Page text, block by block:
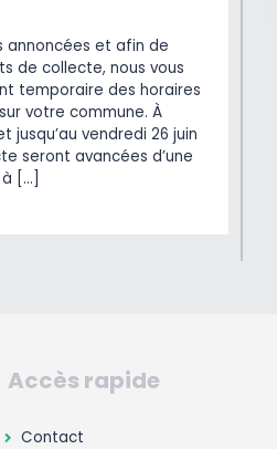
annoncées et afin de
de collecte, nous vous
temporaire des horaires
votre commune. À
jusqu’au vendredi 26 juin
seront avancées d’une
[…]
Accès rapide
Contact